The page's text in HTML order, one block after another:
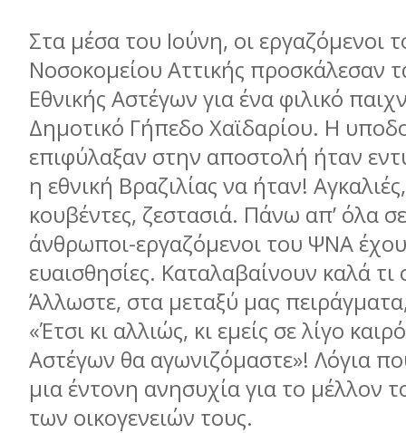
Στα μέσα του Ιούνη, οι εργαζόμενοι
Νοσοκομείου Αττικής προσκάλεσαν
Εθνικής Αστέγων για ένα φιλικό
Δημοτικό Γήπεδο Χαϊδαρίου. Η
επιφύλαξαν στην αποστολή ήταν
η εθνική Βραζιλίας να ήταν!
κουβέντες, ζεστασιά. Πάνω απ’ όλα
άνθρωποι-εργαζόμενοι του ΨΝΑ
ευαισθησίες. Καταλαβαίνουν καλά τι
Άλλωστε, στα μεταξύ μας
«Έτσι κι αλλιώς, κι εμείς σε λίγο
Αστέγων θα αγωνιζόμαστε»! Λόγια
μια έντονη ανησυχία για το μέλλον
των οικογενειών τους.